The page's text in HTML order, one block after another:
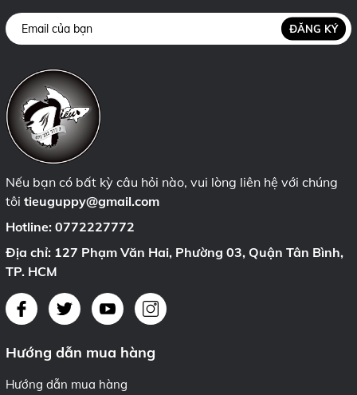
ĐĂNG KÝ
Nếu bạn có bất kỳ câu hỏi nào, vui lòng liên hệ với chúng
tôi tieuguppy@gmail.com
Hotline: 0772227772
Địa chỉ: 127 Phạm Văn Hai, Phường 03, Quận Tân Bình,
TP. HCM
Hướng dẫn mua hàng
Hướng dẫn mua hàng